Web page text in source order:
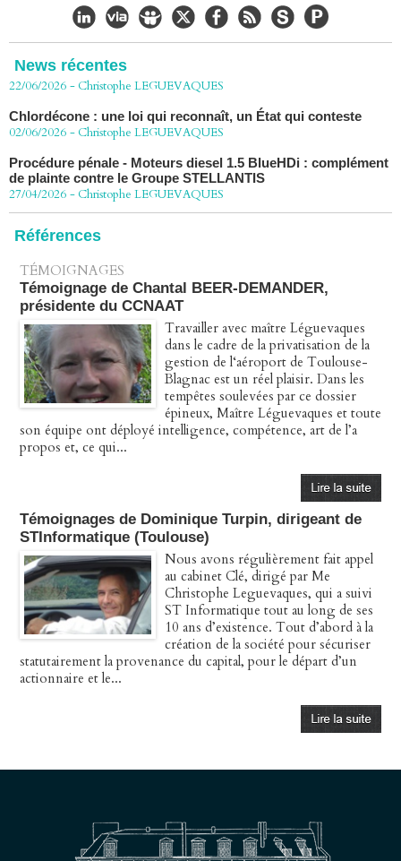
News récentes
CHLORDÉCONE Déclaration de Me Christophe
22/06/2026 -Christophe LEGUEVAQUES
02/06/2026 -Christophe LEGUEVAQUES
de plainte contre le Groupe STELLANTIS
27/04/2026 -Christophe LEGUEVAQUES
07/04/2026 -Christophe LEGUEVAQUES
Références
TÉMOIGNAGES
Témoignage de Chantal BEER-DEMANDER,
présidente du CCNAAT
Travailler avec maître Léguevaques
dans le cadre de la privatisation de la
gestion de l‘aéroport de Toulouse-
Blagnac est un réel plaisir. Dans les
tempêtes soulevées par ce dossier
épineux, Maître Léguevaques et toute
son équipe ont déployé intelligence, compétence, art de l’a
propos et, ce qui...
Témoignages de Dominique Turpin, dirigeant de
STInformatique (Toulouse)
Nous avons régulièrement fait appel
au cabinet Clé, dirigé par Me
Christophe Leguevaques, qui a suivi
ST Informatique tout au long de ses
10 ans d’existence. Tout d’abord à la
création de la société pour sécuriser
statutairement la provenance du capital, pour le départ d’un
actionnaire et le...